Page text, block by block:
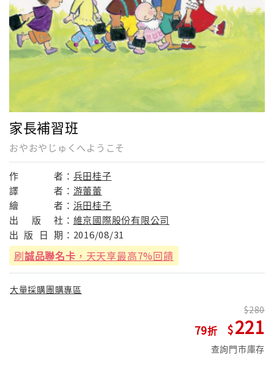
家長補習班
おやおやじゅくへようこそ
作 者： 兵田桂子
譯
者： 游蕾蕾
繪
者： 浜田桂子
出
版 社： 維京國際股份有限公司
出 版 日 期： 2016/08/31
刷誠品聯名卡 ，天天享最高7%回饋
大量採購團購專區
79
280
221
查詢門市庫存